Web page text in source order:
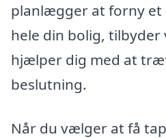
planlægger at forny et
hele din bolig,
hjælper dig med at
beslutning.
Når du vælger at få